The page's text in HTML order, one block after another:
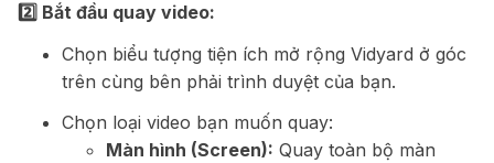
2️⃣ Bắt đầu quay video:
Chọn biểu tượng tiện ích mở rộng Vidyard ở góc
trên cùng bên phải trình duyệt của bạn.
Chọn loại video bạn muốn quay:
Màn hình (Screen): Quay toàn bộ màn